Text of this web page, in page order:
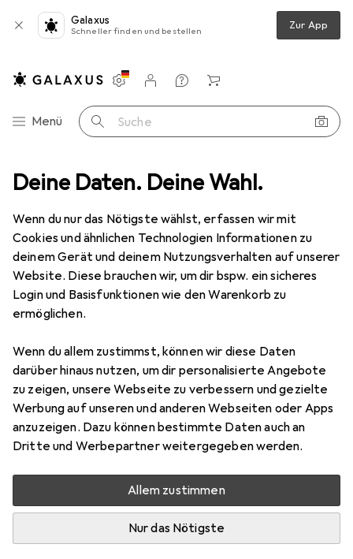
Deine Daten. Deine Wahl.
Wenn du nur das Nötigste wählst, erfassen wir mit
Cookies und ähnlichen Technologien Informationen zu
deinem Gerät und deinem Nutzungsverhalten auf unserer
Website. Diese brauchen wir, um dir bspw. ein sicheres
Login und Basisfunktionen wie den Warenkorb zu
ermöglichen.
Wenn du allem zustimmst, können wir diese Daten
darüber hinaus nutzen, um dir personalisierte Angebote
zu zeigen, unsere Webseite zu verbessern und gezielte
Werbung auf unseren und anderen Webseiten oder Apps
anzuzeigen. Dazu können bestimmte Daten auch an
Dritte und Werbepartner weitergegeben werden.
Allem zustimmen
Nur das Nötigste
Galaxus
Schneller finden und bestellen Zur App
Navigation nach Kategorien
Menü Suche
Einstellungen
Kundenkonto
Vergleichslisten
Merklisten
Warenkorb
Scannen Barcode Scanner Zubehör Mobilis Refuge Schwarz
11 Bilder
MobilisRefuge Schwarz
EUR
34,91
Bewertungen Marke
Mehr von Mobilis
Mehr als 10 Stück an Lager beim Drittanbieter
Lieferort angeben für genaue Lieferzeit